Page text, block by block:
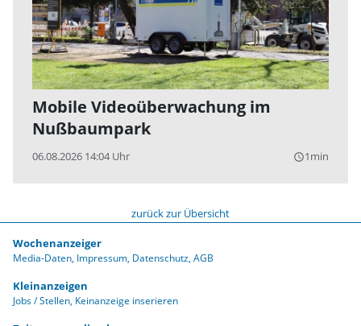
Mobile Videoüberwachung im
Nußbaumpark
06.08.2026 14:04 Uhr query_builder1min
zurück zur Übersicht
Wochenanzeiger
Media-Daten Impressum Datenschutz AGB
Kleinanzeigen
Jobs / Stellen Keinanzeige inserieren